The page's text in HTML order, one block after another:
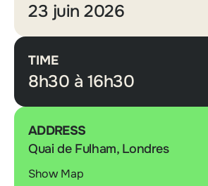
23 juin 2026
TIME
8h30 à 16h30
ADDRESS
Quai de Fulham, Londres
Show Map